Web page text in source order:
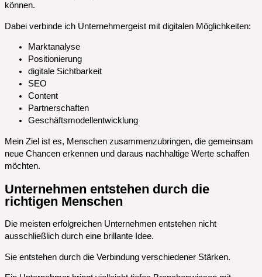
können.
Dabei verbinde ich Unternehmergeist mit digitalen Möglichkeiten:
Marktanalyse
Positionierung
digitale Sichtbarkeit
SEO
Content
Partnerschaften
Geschäftsmodellentwicklung
Mein Ziel ist es, Menschen zusammenzubringen, die gemeinsam
neue Chancen erkennen und daraus nachhaltige Werte schaffen
möchten.
Unternehmen entstehen durch die
richtigen Menschen
Die meisten erfolgreichen Unternehmen entstehen nicht
ausschließlich durch eine brillante Idee.
Sie entstehen durch die Verbindung verschiedener Stärken.